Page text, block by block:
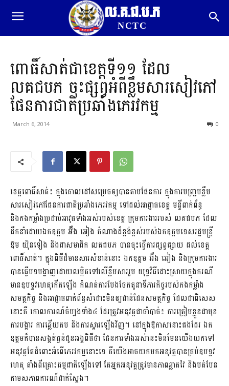
ល.គ.ជ.ប.ភ
NCTC
ពោធិ៍សាត់ជាខេត្តទី១១ ដែល​​
លគជបភ ចុះផ្សព្វអំពីខ្លឹមសារសៀវភៅ
ផែនការជាតិប្រឆាំងភេរវកម្ម
March 6, 2014 0
ខេត្តពោធិ៍សាត់៖ ក្នុងគោលដៅសម្រេចឲ្យបានតាមផែនការ ក្នុងការបញ្ជ្របខ្លឹម
សារសៀវភៅផែនការជាតិប្រឆាំងភេរវកម្ម ទៅដល់អាជ្ញាធខេត្ត មន្ទីពាក់ព័ន្ធ
និងកងកម្លាំងប្រដាប់អាវុធទាំងអស់របស់ខេត្ត ក្រុមការងាររបស់ លគជបភ ដែល
ដឹកនាំដោយឯកឧត្តម អ៊ឹង អៀង តំណាងដ៏ខ្ពង់ខ្ពស់របស់ឯកឧត្តមទេសរដ្ឋមន្រ្តី
ឱម យ៉ិនទៀង និងជាសមាជិក លគជបភ បានចុះធ្វើការផ្សព្វផ្សាយ ដល់ខេត្ត
ពោធិ៍សាត់។ ក្នុងពិធីដ៏មានសារសំខាន់នោះ ឯកឧត្តម អ៊ឹង អៀង និងក្រុមការងារ​
បានធ្វើបទបង្ហាញដោយលម្អិតទៅលើខ្លឹមសាររួម យុទ្ធវិធីដោះស្រាយក្នុងករណី
មានឧបទ្ទវហេតុកើតឡើង កំណត់ការបែងចែក​តួនាទីភារកិច្ចរបស់កងកម្លាំង
សមត្ថកិច្ច និងអាជ្ញាធពាក់ព័ន្ធសំដោះមិនឲ្យជាន់ដែនសមត្ថកិច្ច ដែលជាពិសេស
នោះគឺ កោលការណ៍ចំប្បងទាំង៤ ដែរត្រូវអនុវត្តជាចាំបាច់៖ ការត្រៀមខ្លួនជាមុន
ការបង្ការ ការឆ្លើយតប និងការស្តារឡើងវិញ។ នៅក្នុងឱកាសនោះផងដែរ ឯក
ឧត្តមក៏បានសង្កត់ធ្ងន់ជូន​អង្គពិធីថា ផែនការទាំងអស់នេះមិនមែនយើងយកទៅ
អនុវត្តតែជំពោះអំពើភេរវកម្មនោះទេ គឺយើងអាចយកមកអនុវត្តបានគ្រប់ឧបទ្ទវ
ហេតុ តាំងពីគ្រោះធម្មជាតិឡើងទៅ តែអ្នកអនុវត្តត្រូវមានភាពឆ្លាតវៃ និងបត់បែន
តាមសភាពការណ៍ជាក់ស្តែង។